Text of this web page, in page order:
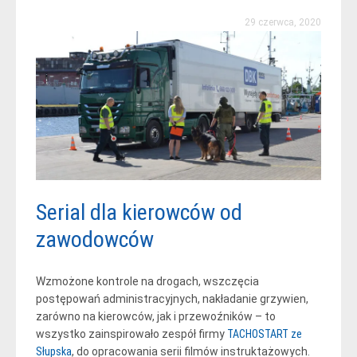
29 czerwca, 2020
Serial dla kierowców od
zawodowców
Wzmożone kontrole na drogach, wszczęcia
postępowań administracyjnych, nakładanie grzywien,
zarówno na kierowców, jak i przewoźników – to
wszystko zainspirowało zespół firmy TACHOSTART ze
Słupska, do opracowania serii filmów instruktażowych.